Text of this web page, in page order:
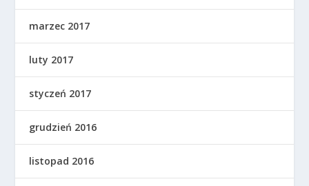
marzec 2017
luty 2017
styczeń 2017
grudzień 2016
listopad 2016